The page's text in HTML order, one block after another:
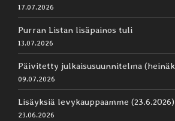
17.07.2026
Purran Listan lisäpainos tuli
13.07.2026
Päivitetty julkaisusuunnitelma
09.07.2026
Lisäyksiä levykauppaamme (23.6.2026)
23.06.2026